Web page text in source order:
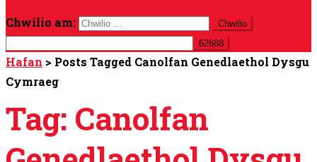
Chwilio am:
Hafan > Posts Tagged Canolfan Genedlaethol Dysgu
Cymraeg
Tag: Canolfan